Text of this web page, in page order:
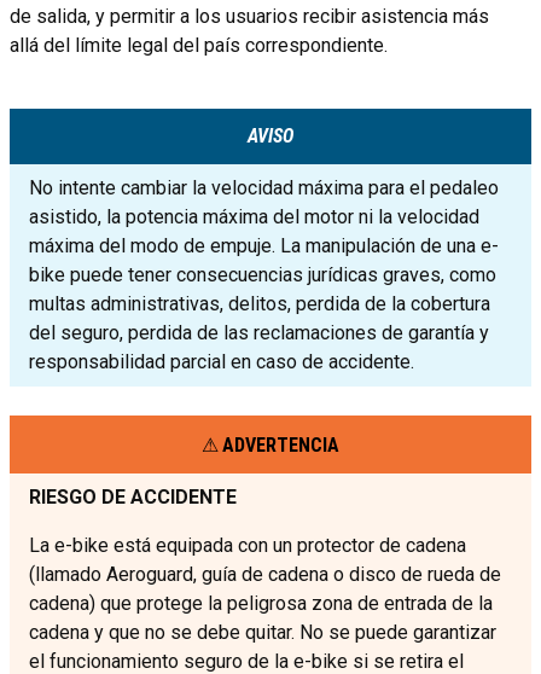
de salida, y permitir a los usuarios recibir asistencia más
allá del límite legal del país correspondiente.
AVISO
No intente cambiar la velocidad máxima para el pedaleo
asistido, la potencia máxima del motor ni la velocidad
máxima del modo de empuje. La manipulación de una e-
bike puede tener consecuencias jurídicas graves, como
multas administrativas, delitos, perdida de la cobertura
del seguro, perdida de las reclamaciones de garantía y
responsabilidad parcial en caso de accidente.
ADVERTENCIA
RIESGO DE ACCIDENTE
La e-bike está equipada con un protector de cadena
(llamado Aeroguard, guía de cadena o disco de rueda de
cadena) que protege la peligrosa zona de entrada de la
cadena y que no se debe quitar. No se puede garantizar
el funcionamiento seguro de la e-bike si se retira el